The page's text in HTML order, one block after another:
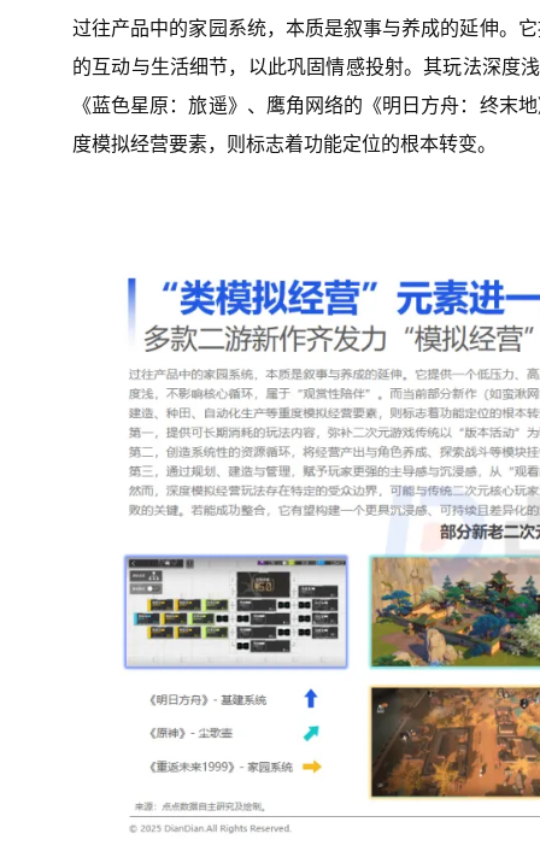
过往产品中的家园系统，本质是叙事与养成的延伸。
的互动与生活细节，以此巩固情感投射。其玩法深度
《蓝色星原：旅遥》、鹰角网络的《明日方舟：终末
度模拟经营要素，则标志着功能定位的根本转变。